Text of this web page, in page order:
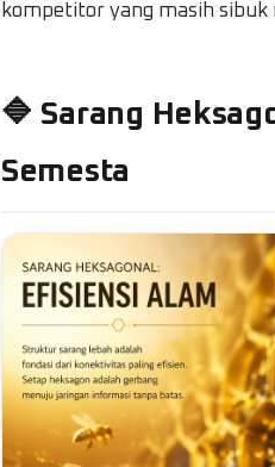
kompetitor yang masih sibuk
🔷 Sarang
Semesta